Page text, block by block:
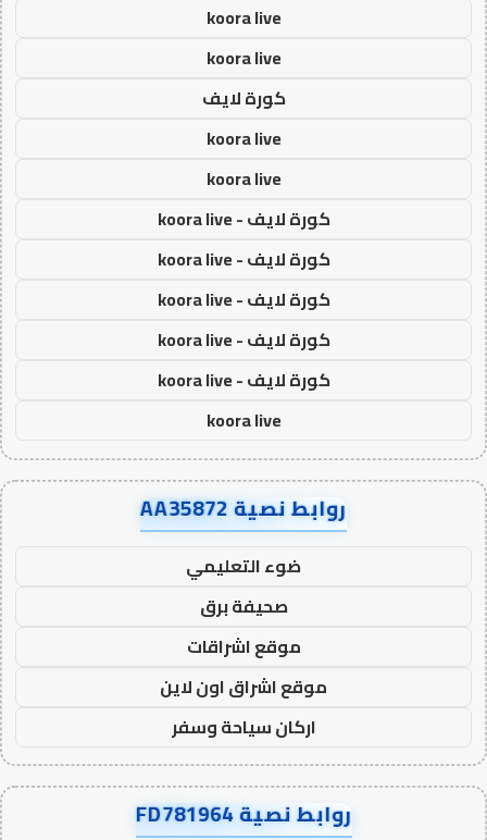
koora live
koora live
كورة لايف
koora live
koora live
كورة لايف - koora live
كورة لايف - koora live
كورة لايف - koora live
كورة لايف - koora live
كورة لايف - koora live
koora live
روابط نصية AA35872
ضوء التعليمي
صحيفة برق
موقع اشراقات
موقع اشراق اون لاين
اركان سياحة وسفر
روابط نصية FD781964